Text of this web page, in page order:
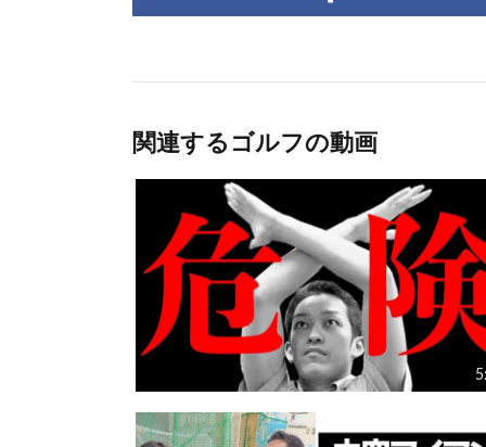
関連するゴルフの動画